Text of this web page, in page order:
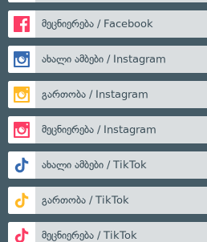
მეცნიერება / Facebook
ახალი ამბები / Instagram
გართობა / Instagram
მეცნიერება / Instagram
ახალი ამბები / TikTok
გართობა / TikTok
მეცნიერება / TikTok